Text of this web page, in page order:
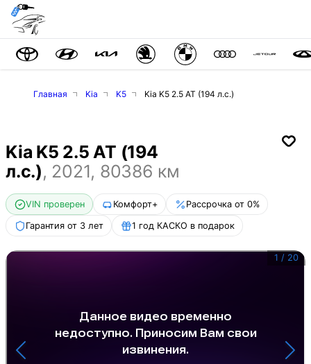
Главная Kia K5 Kia K5 2.5 AT (194 л.с.)
Kia K5 2.5 AT (194
л.с.), 2021, 80386 км
VIN проверен Комфорт+ Рассрочка от 0%
Гарантия от 3 лет 1 год КАСКО в подарок
1 / 20